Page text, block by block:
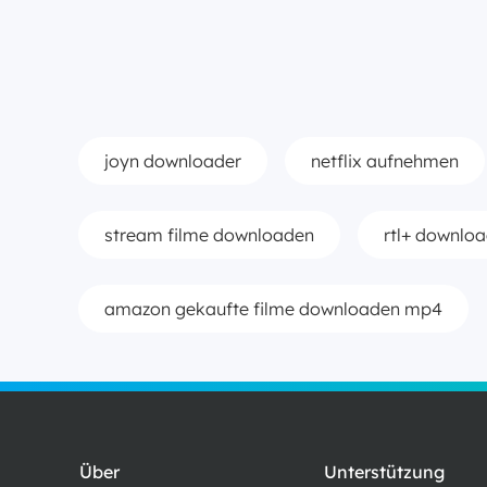
joyn downloader netflix aufnehmen
stream filme downloaden rtl+
amazon gekaufte filme downloaden mp4
Über Unterstützung